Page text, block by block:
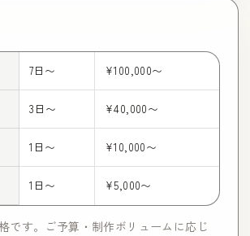
7日〜 ¥100,000〜
3日〜 ¥40,000〜
1日〜 ¥10,000〜
1日〜 ¥5,000〜
です。ご予算・制作ボリュームに応じ